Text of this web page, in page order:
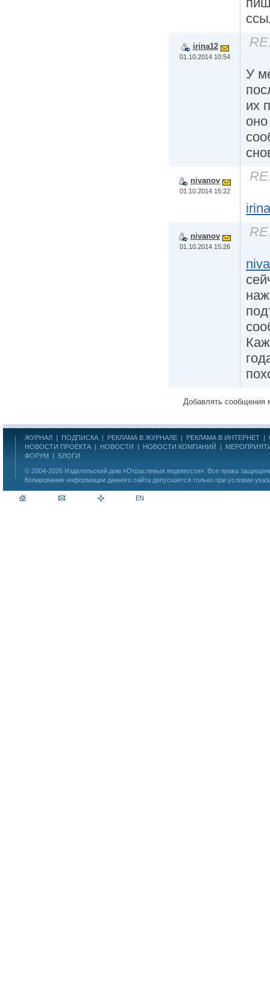
irina12
01.10.2014 10:54
У
их
nivanov
01.10.2014 15:22
nivanov
01.10.2014 15:26
Добавлять сообщения
ЖУРНАЛ | ПОДПИСКА | РЕКЛАМА В ЖУРНАЛЕ | РЕКЛАМА В ИНТЕРНЕТ |
НОВОСТИ ПРОЕКТА | НОВОСТИ | НОВОСТИ КОМПАНИЙ |
ФОРУМ | БЛОГИ
© 2004-2026 Издательский дом «Отраслевые ведомости» . Все права
Копирование информации данного сайта допускается только при условии